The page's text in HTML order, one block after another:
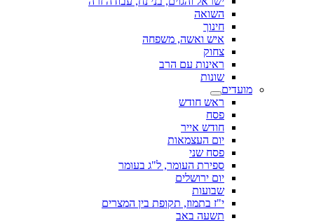
השואה
חינוך
איש ואשה, משפחה
צחוק
ראינות עם הרב
שונות
מועדים
ראש חודש
פסח
חודש אייר
יום העצמאות
פסח שני
ספירת העומר, ל"ג בעומר
יום ירושלים
שבועות
י"ז בתמוז, תקופת בין המצרים
תשעה באב